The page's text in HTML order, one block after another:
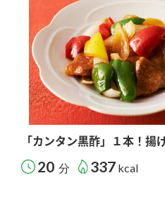
「カンタン黒酢」１本！揚
20 分 337 kcal